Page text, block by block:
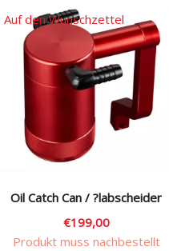
Oil Catch Can / ?labscheider
€199,00
Produkt muss nachbestellt
Auf den Wunschzettel